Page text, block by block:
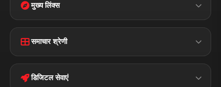
मुख्य लिंक्स
Disclaimer
Terms &
समाचार श्रेणी
डिजिटल सेवाएं